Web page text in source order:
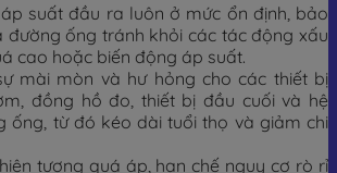
suất đầu ra luôn ở mức ổn định, bảo
đường ống tránh khỏi các tác động xấu
cao hoặc biến động áp suất.
mài mòn và hư hỏng cho các thiết bị
đồng hồ đo, thiết bị đầu cuối và hệ
ống, từ đó kéo dài tuổi thọ và giảm chi
tượng quá áp, hạn chế nguy cơ rò rỉ